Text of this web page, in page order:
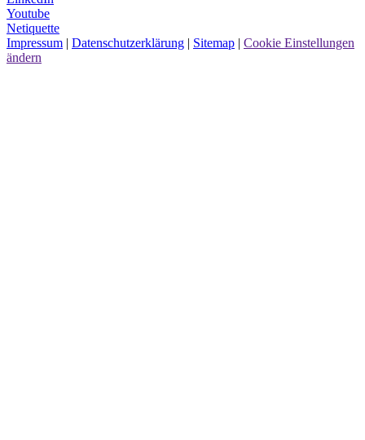
Youtube
Netiquette
Impressum | Datenschutzerklärung | Sitemap | Cookie Einstellungen
ändern